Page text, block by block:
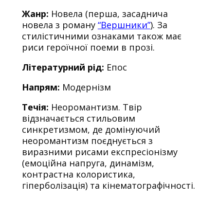
Жанр: Новела (перша, засаднича
новела з роману “Вершники”). За
стилістичними ознаками також має
риси героїчної поеми в прозі.
Літературний рід: Епос
Напрям: Модернізм
Течія: Неоромантизм. Твір
відзначається стильовим
синкретизмом, де домінуючий
неоромантизм поєднується з
виразними рисами експресіонізму
(емоційна напруга, динамізм,
контрастна колористика,
гіперболізація) та кінематографічності.